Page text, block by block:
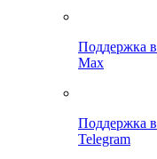
Поддержка в
Max
Поддержка в
Telegram